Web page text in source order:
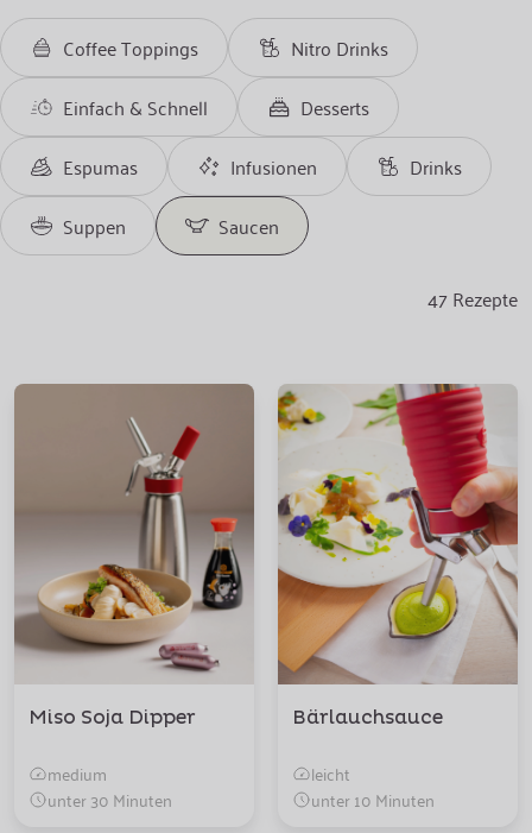
Coffee Toppings
Nitro Drinks
Einfach & Schnell
Desserts
Espumas
Infusionen
Drinks
Suppen
Saucen
47Rezepte
Miso Soja Dipper
medium
unter 30 Minuten
Bärlauchsauce
leicht
unter 10 Minuten